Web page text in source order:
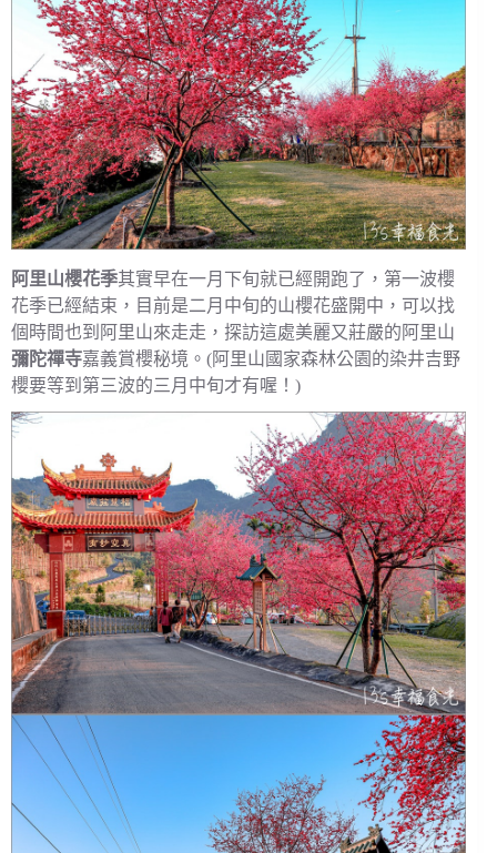
阿里山櫻花季其實早在一月下旬就已經開跑了，第一波櫻
花季已經結束，目前是二月中旬的山櫻花盛開中，可以找
個時間也到阿里山來走走，探訪這處美麗又莊嚴的阿里山
彌陀禪寺嘉義賞櫻秘境。(阿里山國家森林公園的染井吉野
櫻要等到第三波的三月中旬才有喔！)